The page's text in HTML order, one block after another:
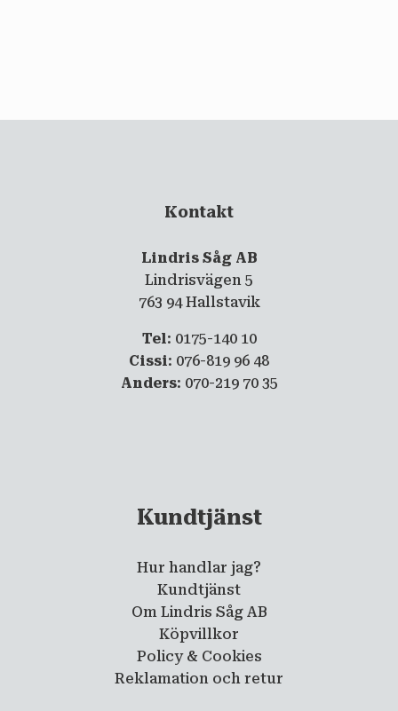
Kontakt
Lindris Såg AB
Lindrisvägen 5
763 94 Hallstavik
Tel: 0175-140 10
Cissi: 076-819 96 48
Anders: 070-219 70 35
Kundtjänst
Hur handlar jag?
Kundtjänst
Om Lindris Såg AB
Köpvillkor
Policy & Cookies
Reklamation och retur